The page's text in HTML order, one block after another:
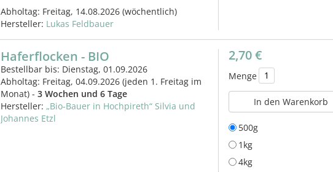
Abholtag: Freitag, 14.08.2026 (wöchentlich)
Hersteller: Lukas Feldbauer
Haferflocken - BIO
Bestellbar bis: Dienstag, 01.09.2026
Abholtag: Freitag, 04.09.2026 (jeden 1. Freitag im
Monat) - 3 Wochen und 6 Tage
Hersteller: „Bio-Bauer in Hochpireth“ Silvia und
Johannes Etzl
2,70 €
Menge
In den Warenkorb
500g
1kg
4kg